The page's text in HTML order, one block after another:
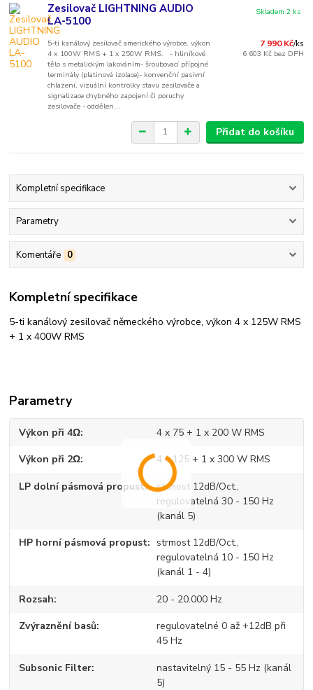
Zesilovač LIGHTNING AUDIO
LA-5100
5-ti kanálový zesilovač amerického výrobce, výkon
4 x 100W RMS + 1 x 250W RMS. - hliníkové
tělo s metalickým lakováním- šroubovací přípojné
terminály (platinová izolace)- konvenční pasivní
chlazení, vizuální kontrolky stavu zesilovače a
signalizace chybného zapojení či poruchy
zesilovače - oddělen...
7 990 Kč/ks
6 603 Kč bez DPH
Skladem 2 ks
Přidat do košíku
Kompletní specifikace
Parametry
Komentáře 0
Kompletní specifikace
5-ti kanálový zesilovač německého výrobce, výkon 4 x 125W RMS
+ 1 x 400W RMS
Parametry
Výkon při 4Ω 4 x 75 + 1 x 200 W RMS
Výkon při 2Ω 4 x 125 + 1 x 300 W RMS
LP dolní pásmová propust
strmost 12dB/Oct.,
regulovatelná 30 - 150 Hz
(kanál 5)
HP horní pásmová propust
strmost 12dB/Oct.,
regulovatelná 10 - 150 Hz
(kanál 1 - 4)
Rozsah 20 - 20.000 Hz
Zvýraznění basů
regulovatelné 0 až +12dB při
45 Hz
Subsonic Filter
nastavitelný 15 - 55 Hz (kanál
5)